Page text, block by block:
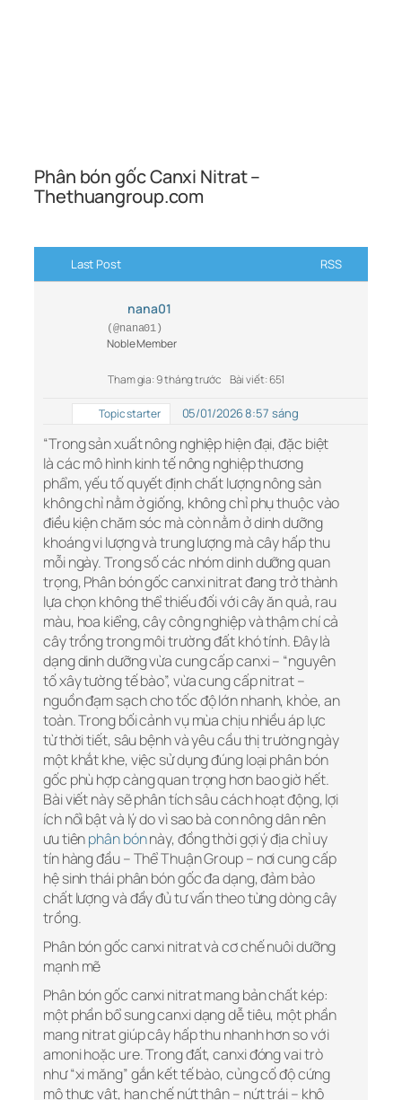
Phân bón gốc Canxi Nitrat –
Thethuangroup.com
Last Post RSS
nana01
(@nana01)
Noble Member
Tham gia: 9 tháng trước Bài viết: 651
Topic starter 05/01/2026 8:57 sáng
“Trong sản xuất nông nghiệp hiện đại, đặc biệt
là các mô hình kinh tế nông nghiệp thương
phẩm, yếu tố quyết định chất lượng nông sản
không chỉ nằm ở giống, không chỉ phụ thuộc vào
điều kiện chăm sóc mà còn nằm ở dinh dưỡng
khoáng vi lượng và trung lượng mà cây hấp thu
mỗi ngày. Trong số các nhóm dinh dưỡng quan
trọng, Phân bón gốc canxi nitrat đang trở thành
lựa chọn không thể thiếu đối với cây ăn quả, rau
màu, hoa kiểng, cây công nghiệp và thậm chí cả
cây trồng trong môi trường đất khó tính. Đây là
dạng dinh dưỡng vừa cung cấp canxi – “nguyên
tố xây tường tế bào”, vừa cung cấp nitrat –
nguồn đạm sạch cho tốc độ lớn nhanh, khỏe, an
toàn. Trong bối cảnh vụ mùa chịu nhiều áp lực
từ thời tiết, sâu bệnh và yêu cầu thị trường ngày
một khắt khe, việc sử dụng đúng loại phân bón
gốc phù hợp càng quan trọng hơn bao giờ hết.
Bài viết này sẽ phân tích sâu cách hoạt động, lợi
ích nổi bật và lý do vì sao bà con nông dân nên
ưu tiênphân bónnày, đồng thời gợi ý địa chỉ uy
tín hàng đầu – Thể Thuận Group – nơi cung cấp
hệ sinh thái phân bón gốc đa dạng, đảm bảo
chất lượng và đầy đủ tư vấn theo từng dòng cây
trồng.
Phân bón gốc canxi nitrat và cơ chế nuôi dưỡng
mạnh mẽ
Phân bón gốc canxi nitrat mang bản chất kép:
một phần bổ sung canxi dạng dễ tiêu, một phần
mang nitrat giúp cây hấp thu nhanh hơn so với
amoni hoặc ure. Trong đất, canxi đóng vai trò
như “xi măng” gắn kết tế bào, củng cố độ cứng
mô thực vật, hạn chế nứt thân – nứt trái – khô